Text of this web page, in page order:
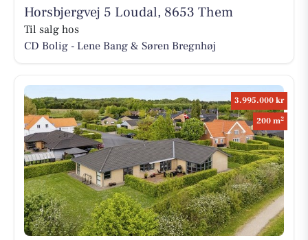
Horsbjergvej 5 Loudal, 8653 Them
Til salg hos
CD Bolig - Lene Bang & Søren Bregnhøj
3.995.000 kr
200 m2